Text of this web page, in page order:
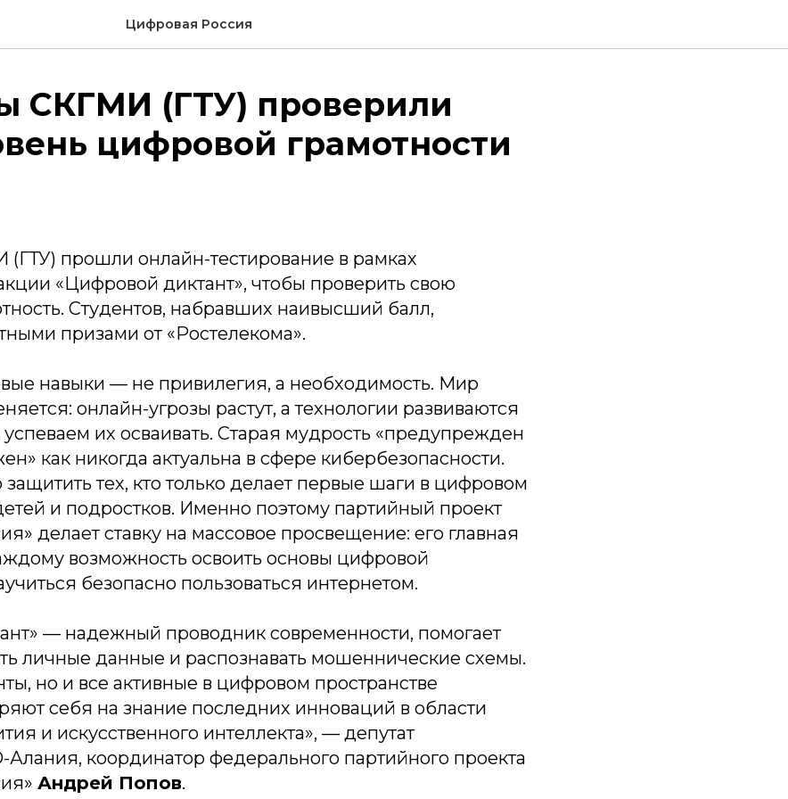
Цифровая Россия
СКГМИ (ГТУ) проверили
цифровой грамотности
прошли онлайн-тестирование в рамках
«Цифровой диктант», чтобы проверить свою
Студентов, набравших наивысший балл,
призами от «Ростелекома».
навыки — не привилегия, а необходимость. Мир
онлайн-угрозы растут, а технологии развиваются
их осваивать. Старая мудрость «предупрежден
как никогда актуальна в сфере кибербезопасности.
тех, кто только делает первые шаги в цифровом
и подростков. Именно поэтому партийный проект
делает ставку на массовое просвещение: его главная
возможность освоить основы цифровой
безопасно пользоваться интернетом.
— надежный проводник современности, помогает
личные данные и распознавать мошеннические схемы.
но и все активные в цифровом пространстве
себя на знание последних инноваций в области
и искусственного интеллекта», — депутат
координатор федерального партийного проекта
Андрей Попов.